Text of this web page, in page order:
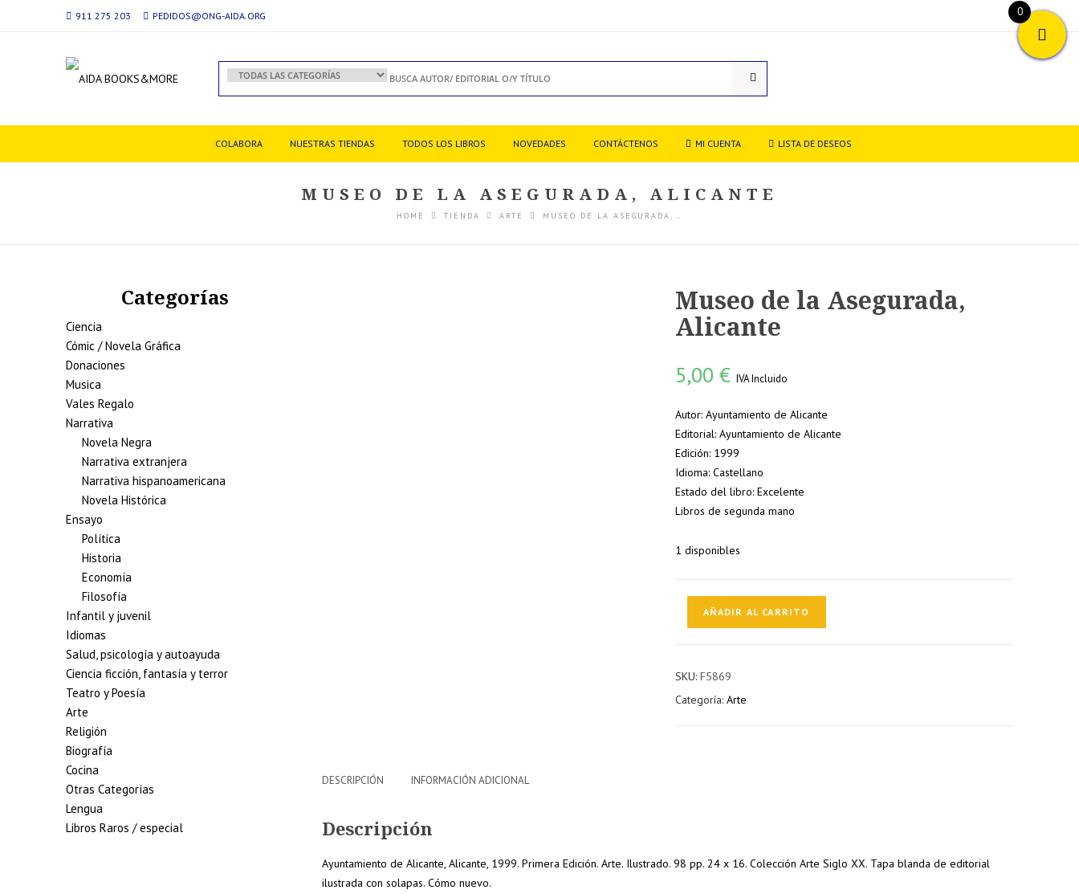
911 275 203 PEDIDOS@ONG-AIDA.ORG
COLABORA NUESTRAS TIENDAS TODOS LOS LIBROS NOVEDADES CONTÁCTENOS MI CUENTA LISTA DE DESEOS
MUSEO DE LA ASEGURADA, ALICANTE
HOME TIENDA ARTE MUSEO DE LA ASEGURADA,…
Museo de la Asegurada,
Alicante
5,00€ IVA Incluido
Autor: Ayuntamiento de Alicante
Editorial: Ayuntamiento de Alicante
Edición: 1999
Idioma: Castellano
Estado del libro: Excelente
Libros de segunda mano
1 disponibles
Alicante
cantidad
AÑADIR AL CARRITO
SKU:F5869
Categoría:Arte
DESCRIPCIÓN INFORMACIÓN ADICIONAL
Descripción
Ayuntamiento de Alicante, Alicante, 1999. Primera Edición. Arte. Ilustrado. 98 pp. 24 x 16. Colección Arte Siglo XX. Tapa blanda de editorial
ilustrada con solapas. Cómo nuevo.
Categorías
Ciencia
Cómic / Novela Gráfica
Donaciones
Musica
Vales Regalo
Narrativa
Novela Negra
Narrativa extranjera
Narrativa hispanoamericana
Novela Histórica
Ensayo
Política
Historia
Economía
Filosofía
Infantil y juvenil
Idiomas
Salud, psicología y autoayuda
Ciencia ficción, fantasía y terror
Teatro y Poesía
Arte
Religión
Biografía
Cocina
Otras Categorías
Lengua
Libros Raros / especial
0